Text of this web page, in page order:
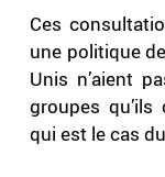
Ces
une politique
Unis n’aient
groupes
qui est le cas